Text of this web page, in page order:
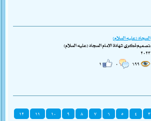
السجاد (عليه السلام)
تصميم ذكرى شهادة الإمام السجاد (عليه السلام)
٢٠٢٣
٣ ٤ ٥ ٦ ٧ ٨ ٩ ١٠ ١١
١٢